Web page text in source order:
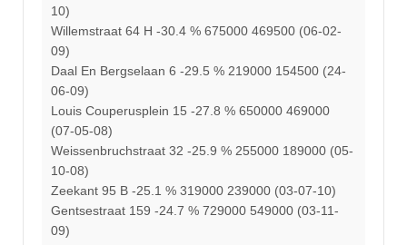
10)
Willemstraat 64 H -30.4 % 675000 469500 (06-02-
09)
Daal En Bergselaan 6 -29.5 % 219000 154500 (24-
06-09)
Louis Couperusplein 15 -27.8 % 650000 469000
(07-05-08)
Weissenbruchstraat 32 -25.9 % 255000 189000 (05-
10-08)
Zeekant 95 B -25.1 % 319000 239000 (03-07-10)
Gentsestraat 159 -24.7 % 729000 549000 (03-11-
09)